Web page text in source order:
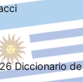
Diccionario